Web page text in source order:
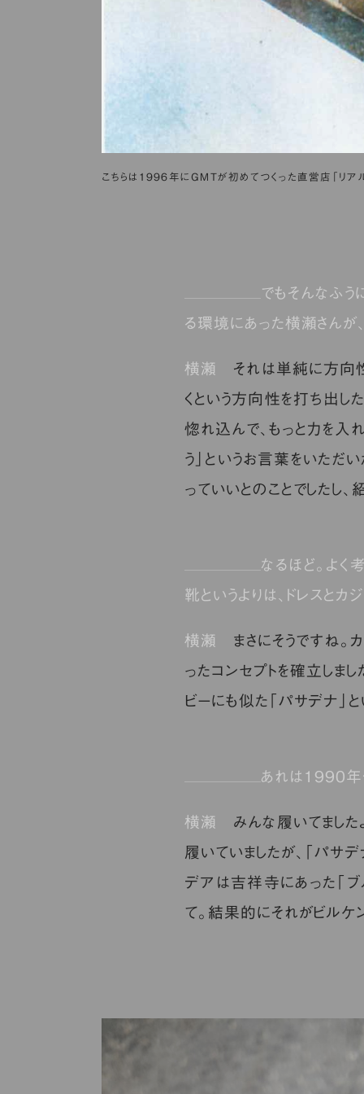
こちらは1996年にGMTが初めてつくった直営店「リア
でもそんなふう
る環境にあった横瀬さんが
横瀬
それは単純に方向性
くという方向性を打ち出し
惚れ込んで、もっと力を入
う」というお言葉をいただ
っていいとのことでしたし
なるほど。よ
靴というよりは、ドレスと
横瀬
まさにそうですね。
ったコンセプトを確立しま
ビーにも似た「パサデナ」
あれは1990年
横瀬
みんな履いてました
履いていましたが、「パサ
デアは吉祥寺にあった「ブ
て。結果的にそれがビルケ